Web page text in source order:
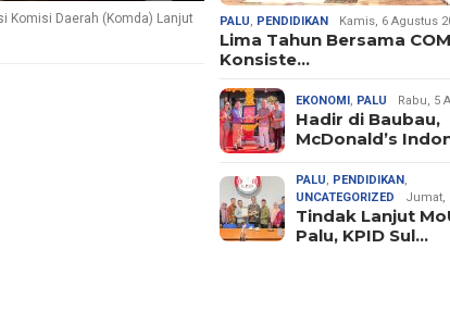
Komisi Daerah (Komda) Lanjut
PALU, PENDIDIKAN Kamis, 6 Agustus
Lima Tahun Bersama
Konsiste…
EKONOMI, PALU Rabu, 5
Hadir di Baubau,
McDonald’s
PALU, PENDIDIKAN,
UNCATEGORIZED
Jumat,
Tindak Lanjut
Palu, KPID Sul…